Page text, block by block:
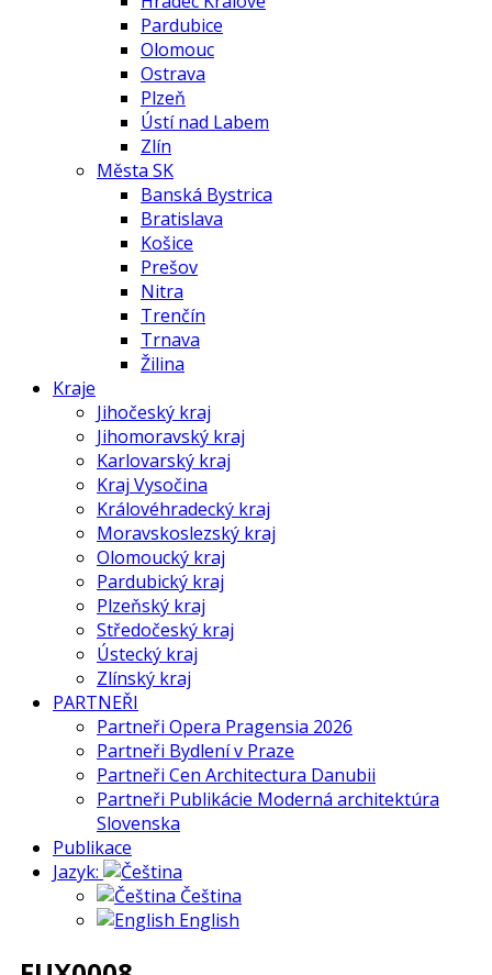
Pardubice
Olomouc
Ostrava
Plzeň
Ústí nad Labem
Zlín
Města SK
Banská Bystrica
Bratislava
Košice
Prešov
Nitra
Trenčín
Trnava
Žilina
Kraje
Jihočeský kraj
Jihomoravský kraj
Karlovarský kraj
Kraj Vysočina
Královéhradecký kraj
Moravskoslezský kraj
Olomoucký kraj
Pardubický kraj
Plzeňský kraj
Středočeský kraj
Ústecký kraj
Zlínský kraj
PARTNEŘI
Partneři Opera Pragensia 2026
Partneři Bydlení v Praze
Partneři Cen Architectura Danubii
Partneři Publikácie Moderná architektúra
Slovenska
Publikace
Jazyk:
Čeština
English